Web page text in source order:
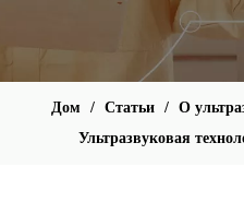
Дом / Статьи / О
Ультразвуковая